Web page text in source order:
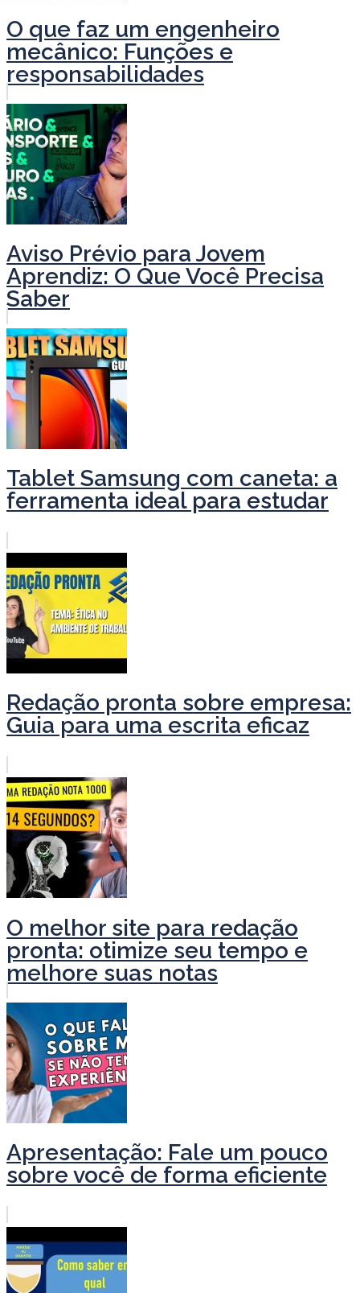
O que faz um engenheiro
mecânico: Funções e
responsabilidades
Aviso Prévio para Jovem
Aprendiz: O Que Você Precisa
Saber
Tablet Samsung com caneta: a
ferramenta ideal para estudar
Redação pronta sobre empresa:
Guia para uma escrita eficaz
O melhor site para redação
pronta: otimize seu tempo e
melhore suas notas
Apresentação: Fale um pouco
sobre você de forma eficiente